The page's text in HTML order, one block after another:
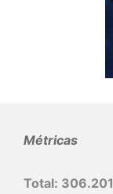
Métricas
Total: 306.201